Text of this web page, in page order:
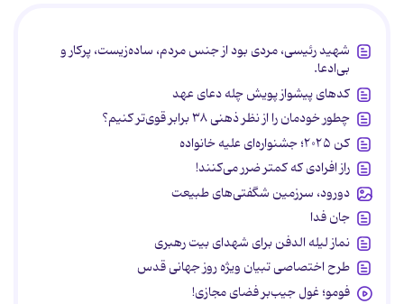
شهید رئیسی، مردی بود از جنس مردم، ساده‌زیست، پرکار و
بی‌ادعا.
کدهای پیشواز پویش چله دعای عهد
چطور خودمان را از نظر ذهنی ۳۸ برابر قوی‌تر کنیم؟
کن ۲۰۲۵؛ جشنواره‌ای علیه خانواده
راز افرادی که کمتر ضرر می‌کنند!
دورود، سرزمین شگفتی‌های طبیعت
جان فدا
نماز لیله الدفن برای شهدای بیت رهبری
طرح اختصاصی تبیان ویژه روز جهانی قدس
فومو؛ غول جیب‌بر فضای مجازی!